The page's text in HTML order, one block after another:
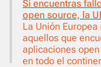
Si encuentras
open source, la
La Unión
aquellos que
aplicaciones
en todo el